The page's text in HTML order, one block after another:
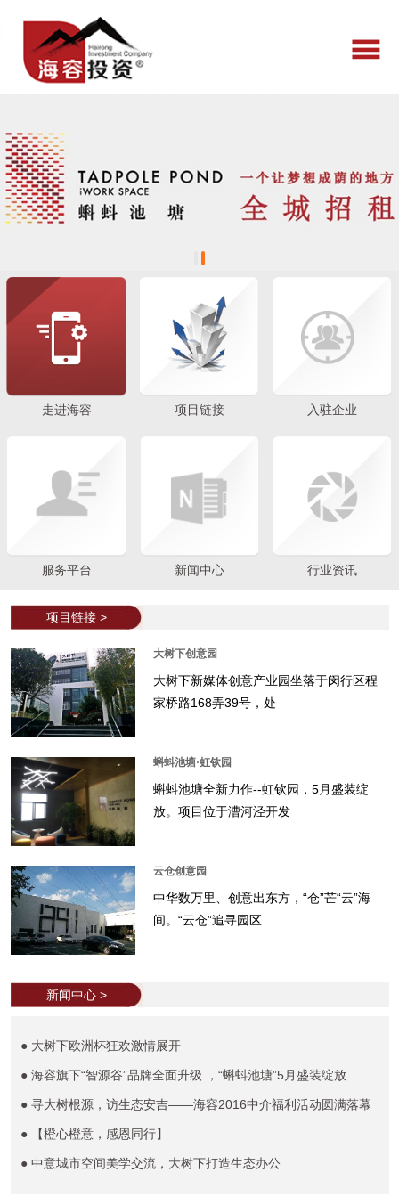
走进海容 项目链接 入驻企业
服务平台 新闻中心 行业资讯
项目链接 >
大树下创意园
大树下新媒体创意产业园坐落于闵行区程
家桥路168弄39号，处
蝌蚪池塘·虹钦园
蝌蚪池塘全新力作--虹钦园，5月盛装绽
放。项目位于漕河泾开发
云仓创意园
中华数万里、创意出东方，“仓”芒“云”海
间。“云仓”追寻园区
新闻中心 >
● 大树下欧洲杯狂欢激情展开
● 海容旗下“智源谷”品牌全面升级 ，“蝌蚪池塘”5月盛装绽放
● 寻大树根源，访生态安吉——海容2016中介福利活动圆满落幕
● 【橙心橙意，感恩同行】
● 中意城市空间美学交流，大树下打造生态办公